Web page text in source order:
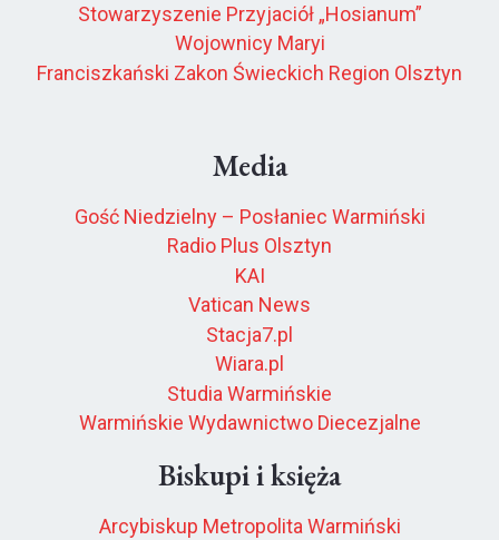
Stowarzyszenie Przyjaciół „Hosianum”
Wojownicy Maryi
Franciszkański Zakon Świeckich Region Olsztyn
Media
Gość Niedzielny – Posłaniec Warmiński
Radio Plus Olsztyn
KAI
Vatican News
Stacja7.pl
Wiara.pl
Studia Warmińskie
Warmińskie Wydawnictwo Diecezjalne
Biskupi i księża
Arcybiskup Metropolita Warmiński